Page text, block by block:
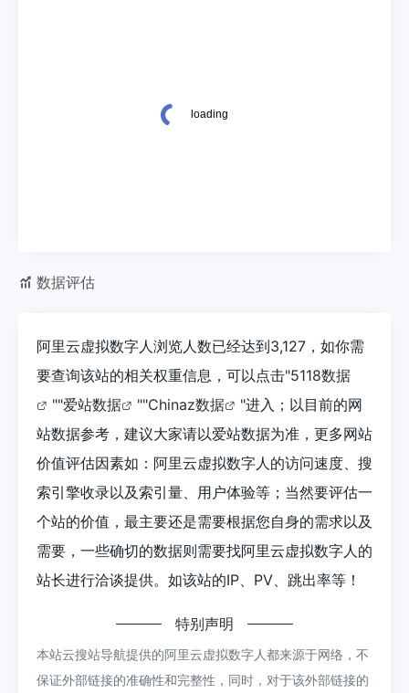
数据评估
阿里云虚拟数字人浏览人数已经达到3,127，如你需
要查询该站的相关权重信息，可以点击"5118数据
""爱站数据 ""Chinaz数据
"进入；以目前的网
站数据参考，建议大家请以爱站数据为准，更多网站
价值评估因素如：阿里云虚拟数字人的访问速度、搜
索引擎收录以及索引量、用户体验等；当然要评估一
个站的价值，最主要还是需要根据您自身的需求以及
需要，一些确切的数据则需要找阿里云虚拟数字人的
站长进行洽谈提供。如该站的IP、PV、跳出率等！
特别声明
本站云搜站导航提供的阿里云虚拟数字人都来源于网络，不
保证外部链接的准确性和完整性，同时，对于该外部链接的